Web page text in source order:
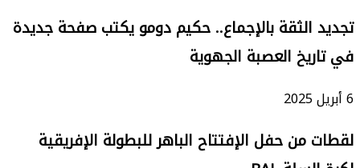
تجديد الثقة بالإجماع.. حكيم دومو يكتب صفحة جديدة
في تاريخ العصبة الجهوية
6 أبريل 2025
لقطات من حفل الإفتتاح الباهر للبطولة الإفريقية